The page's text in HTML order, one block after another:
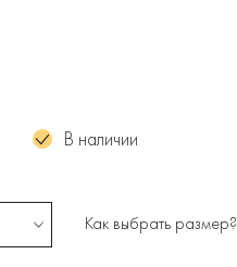
В наличии
Как выбрать размер?